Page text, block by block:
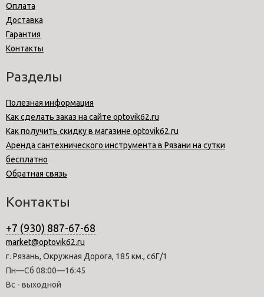
Оплата
Доставка
Гарантия
Контакты
Разделы
Полезная информация
Как сделать заказ на сайте optovik62.ru
Как получить скидку в магазине optovik62.ru
Аренда сантехнического инструмента в Рязани на сутки
бесплатно
Обратная связь
Контакты
+7 (930) 887-67-68
market@optovik62.ru
г. Рязань, Окружная Дорога, 185 км., с6Г/1
Пн—Сб 08:00—16:45
Вс - выходной